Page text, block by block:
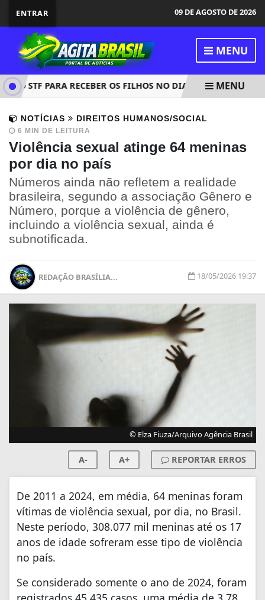
ENTRAR 09 DE AGOSTO DE 2026
MENU
STF PARA RECEBER OS FILHOS NO DIA DOS PAISMENU
NOTÍCIAS DIREITOS HUMANOS/SOCIAL
6 MIN DE LEITURA
Violência sexual atinge 64 meninas
por dia no país
Números ainda não refletem a realidade
brasileira, segundo a associação Gênero e
Número, porque a violência de gênero,
incluindo a violência sexual, ainda é
subnotificada.
REDAÇÃO BRASÍLIA... 18/05/2026 19:37
© Elza Fiuza/Arquivo Agência Brasil
A- A+ REPORTAR ERROS
De 2011 a 2024, em média, 64 meninas foram
vítimas de violência sexual, por dia, no Brasil.
Neste período, 308.077 mil meninas até os 17
anos de idade sofreram esse tipo de violência
no país.
Se considerado somente o ano de 2024, foram